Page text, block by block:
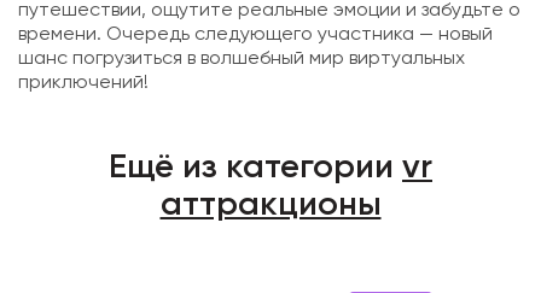
путешествии, ощутите реальные эмоции и забудьте о
времени. Очередь следующего участника — новый
шанс погрузиться в волшебный мир виртуальных
приключений!
Ещё из категории vr
аттракционы